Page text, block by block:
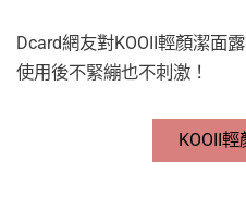
Dcard網友對KOOII輕顏潔面
使用後不緊繃也不刺激！
KOOII